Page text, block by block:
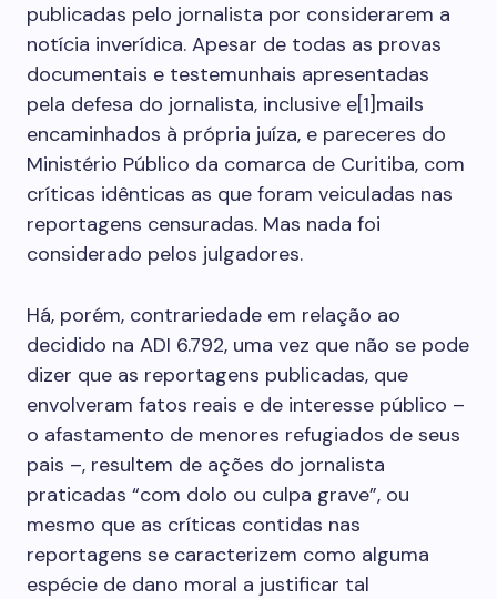
publicadas pelo jornalista por considerarem a
notícia inverídica. Apesar de todas as provas
documentais e testemunhais apresentadas
pela defesa do jornalista, inclusive e[1]mails
encaminhados à própria juíza, e pareceres do
Ministério Público da comarca de Curitiba, com
críticas idênticas as que foram veiculadas nas
reportagens censuradas. Mas nada foi
considerado pelos julgadores.
Há, porém, contrariedade em relação ao
decidido na ADI 6.792, uma vez que não se pode
dizer que as reportagens publicadas, que
envolveram fatos reais e de interesse público –
o afastamento de menores refugiados de seus
pais –, resultem de ações do jornalista
praticadas “com dolo ou culpa grave”, ou
mesmo que as críticas contidas nas
reportagens se caracterizem como alguma
espécie de dano moral a justificar tal